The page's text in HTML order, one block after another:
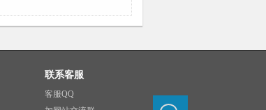
联系客服
客服QQ